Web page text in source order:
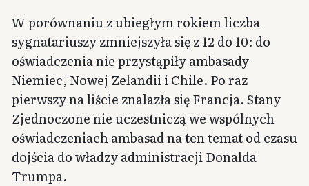
W porównaniu z ubiegłym rokiem liczba
sygnatariuszy zmniejszyła się z 12 do 10: do
oświadczenia nie przystąpiły ambasady
Niemiec, Nowej Zelandii i Chile. Po raz
pierwszy na liście znalazła się Francja. Stany
Zjednoczone nie uczestniczą we wspólnych
oświadczeniach ambasad na ten temat od czasu
dojścia do władzy administracji Donalda
Trumpa.